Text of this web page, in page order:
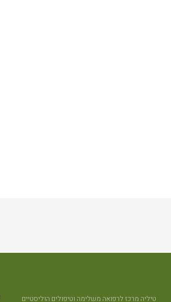
טיליה מרכז לרפואה משלימה וטיפולים הוליסטיים